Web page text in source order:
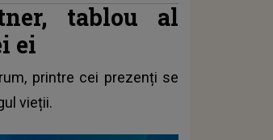
tablou al
ei
printre cei prezenți se
vieții.